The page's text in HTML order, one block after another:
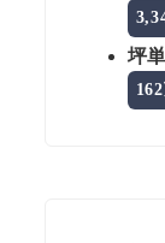
坪